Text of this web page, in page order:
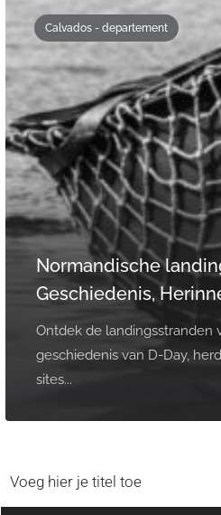
Calvados - departement
Normandische
Geschiedenis,
Ontdek de landingsstranden
geschiedenis van D-Day,
sites...
Voeg hier je titel toe